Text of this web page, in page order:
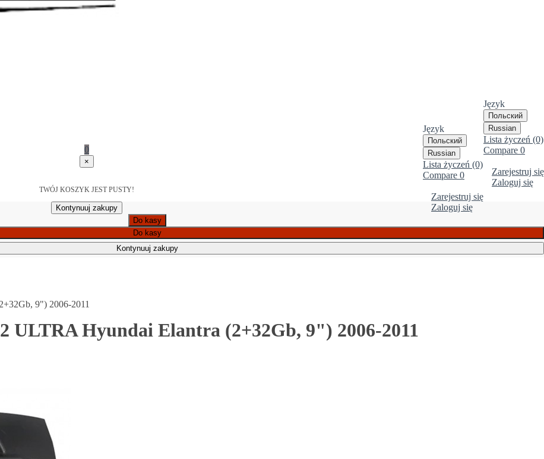
Język
Польский
Russian
Lista życzeń (0)
Compare 0
Zarejestruj się
Zaloguj się
Język
Польский
Russian
Lista życzeń (0)
Compare 0
Zarejestruj się
Zaloguj się
0
×
TWÓJ KOSZYK JEST PUSTY!
Kontynuuj zakupy
Do kasy
Do kasy
Kontynuuj zakupy
9") 2006-2011
ULTRA Hyundai Elantra (2+32Gb, 9") 2006-2011